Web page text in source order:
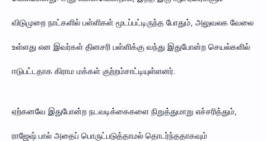
விடுமுறை நாட்களில் பள்ளிகள் மூடப்பட்டிருந்த போதும், அலுவலக வேலை
உள்ளது என இவர்கள் தினசரி பள்ளிக்கு வந்து இதுபோன்ற செயல்களில்
ஈடுபட்டதாக கிராம மக்கள் குற்றம்சாட்டியுள்ளனர்.
ஏற்கனவே இதுபோன்ற நடவடிக்கைகளை நிறுத்துமாறு எச்சரித்தும்,
ராஜேஷ் பால் அதைப் பொருட்படுத்தாமல் தொடர்ந்ததாகவும்